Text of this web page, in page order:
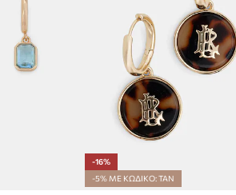
-16%
-5% ΜΕ ΚΩΔΙΚΟ: TAN